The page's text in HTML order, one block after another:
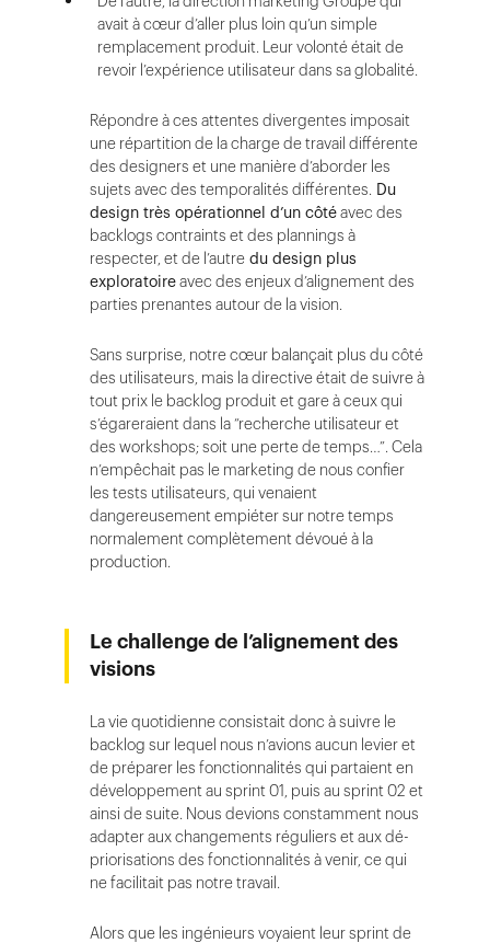
avait à cœur d’aller plus loin qu’un simple
remplacement produit. Leur volonté était de
revoir l’expérience utilisateur dans sa globalité.
Répondre à ces attentes divergentes imposait
une répartition de la charge de travail différente
des designers et une manière d’aborder les
sujets avec des temporalités différentes. Du
design très opérationnel d’un côtéavec des
backlogs contraints et des plannings à
respecter, et de l’autre du design plus
exploratoireavec des enjeux d’alignement des
parties prenantes autour de la vision.
Sans surprise, notre cœur balançait plus du côté
des utilisateurs, mais la directive était de suivre à
tout prix le backlog produit et gare à ceux qui
s’égareraient dans la “recherche utilisateur et
des workshops; soit une perte de temps…”. Cela
n’empêchait pas le marketing de nous confier
les tests utilisateurs, qui venaient
dangereusement empiéter sur notre temps
normalement complètement dévoué à la
production.
Le challenge de l’alignement des
visions
La vie quotidienne consistait donc à suivre le
backlog sur lequel nous n’avions aucun levier et
de préparer les fonctionnalités qui partaient en
développement au sprint 01, puis au sprint 02 et
ainsi de suite. Nous devions constamment nous
adapter aux changements réguliers et aux dé-
priorisations des fonctionnalités à venir, ce qui
ne facilitait pas notre travail.
Alors que les ingénieurs voyaient leur sprint de